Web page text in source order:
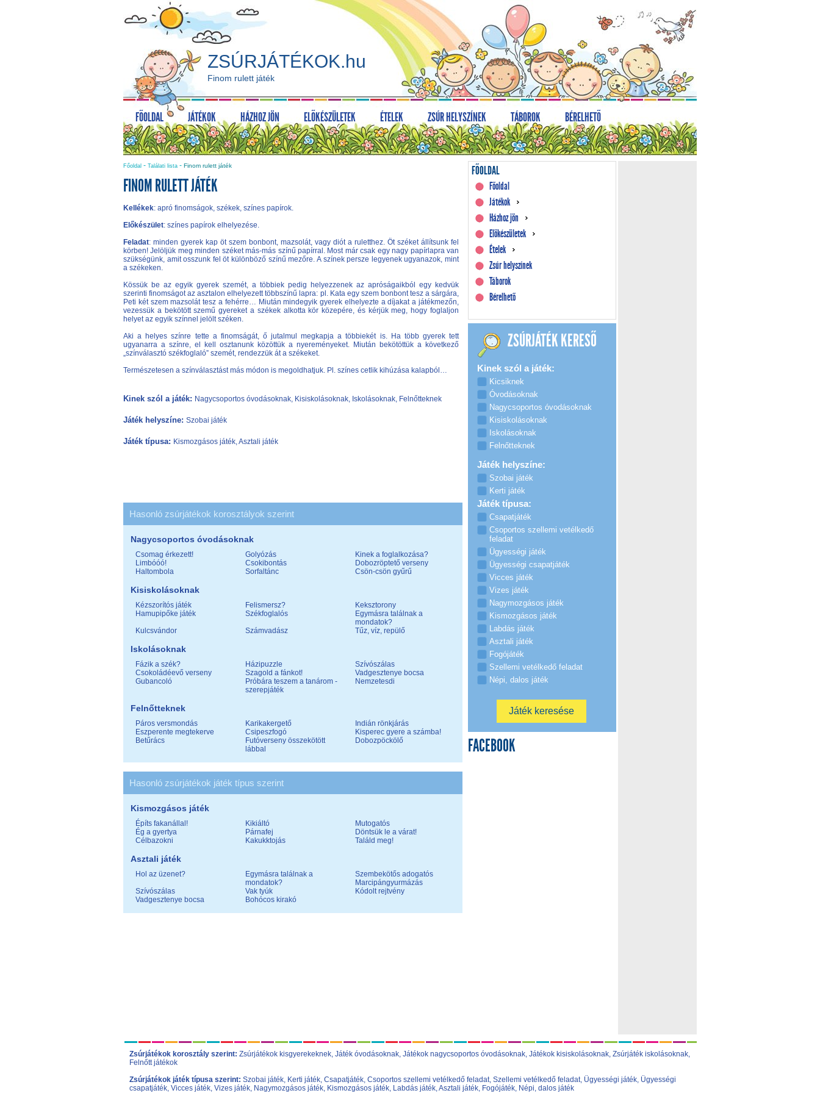
ZSÚRJÁTÉKOK.hu
Finom rulett játék
FŐOLDAL JÁTÉKOK HÁZHOZ JÖN ELŐKÉSZÜLETEK ÉTELEK ZSÚR HELYSZÍNEK TÁBOROK BÉRELHETŐ
Főoldal - Találati lista - Finom rulett játék
FINOM RULETT JÁTÉK
Kellékek: apró finomságok, székek, színes papírok.
Előkészület: színes papírok elhelyezése.
Feladat: minden gyerek kap öt szem bonbont, mazsolát, vagy diót a ruletthez. Öt széket állítsunk fel
körben! Jelöljük meg minden széket más-más színű papírral. Most már csak egy nagy papírlapra van
szükségünk, amit osszunk fel öt különböző színű mezőre. A színek persze legyenek ugyanazok, mint
a székeken.
Kössük be az egyik gyerek szemét, a többiek pedig helyezzenek az apróságaikból egy kedvük
szerinti finomságot az asztalon elhelyezett többszínű lapra: pl. Kata egy szem bonbont tesz a sárgára,
Peti két szem mazsolát tesz a fehérre… Miután mindegyik gyerek elhelyezte a díjakat a játékmezőn,
vezessük a bekötött szemű gyereket a székek alkotta kör közepére, és kérjük meg, hogy foglaljon
helyet az egyik színnel jelölt széken.
Aki a helyes színre tette a finomságát, ő jutalmul megkapja a többiekét is. Ha több gyerek tett
ugyanarra a színre, el kell osztanunk közöttük a nyereményeket. Miután bekötöttük a következő
„színválasztó székfoglaló” szemét, rendezzük át a székeket.
Természetesen a színválasztást más módon is megoldhatjuk. Pl. színes cetlik kihúzása kalapból…
Kinek szól a játék: Nagycsoportos óvodásoknak, Kisiskolásoknak, Iskolásoknak, Felnőtteknek
Játék helyszíne: Szobai játék
Játék típusa: Kismozgásos játék, Asztali játék
Hasonló zsúrjátékok korosztályok szerint
Nagycsoportos óvodásoknak
Csomag érkezett! Golyózás
Kinek a foglalkozása?
Limbóóó!
Csokibontás
Dobozröptető verseny
Haltombola
Sorfaltánc Csön-csön gyűrű
Kisiskolásoknak
Kézszorítós játék Felismersz?
Keksztorony
Hamupipőke játék
Székfoglalós
Egymásra találnak a
mondatok?
Kulcsvándor
Számvadász Tűz, víz, repülő
Iskolásoknak
Fázik a szék? Házipuzzle
Szívószálas
Csokoládéevő verseny
Szagold a fánkot!
Vadgesztenye bocsa
Gubancoló
Próbára teszem a tanárom -
szerepjáték
Nemzetesdi
Felnőtteknek
Páros versmondás Karikakergető
Indián rönkjárás
Eszperente megtekerve
Csipeszfogó
Kisperec gyere a számba!
Betűrács
Futóverseny összekötött
lábbal
Dobozpöckölő
Hasonló zsúrjátékok játék típus szerint
Kismozgásos játék
Építs fakanállal! Kikiáltó
Mutogatós
Ég a gyertya
Párnafej
Döntsük le a várat!
Célbazokni
Kakukktojás Találd meg!
Asztali játék
Hol az üzenet?
Egymásra találnak a
mondatok?
Szembekötős adogatós
Marcipángyurmázás
Szívószálas
Vak tyúk
Kódolt rejtvény
Vadgesztenye bocsa
Bohócos kirakó
FŐOLDAL
Főoldal
Játékok
Házhoz jön
Előkészületek
Ételek
Zsúr helyszínek
Táborok
Bérelhető
ZSÚRJÁTÉK KERESŐ
Kinek szól a játék:
Kicsiknek
Óvodásoknak
Nagycsoportos óvodásoknak
Kisiskolásoknak
Iskolásoknak
Felnőtteknek
Játék helyszíne:
Szobai játék
Kerti játék
Játék típusa:
Csapatjáték
Csoportos szellemi vetélkedő
feladat
Ügyességi játék
Ügyességi csapatjáték
Vicces játék
Vizes játék
Nagymozgásos játék
Kismozgásos játék
Labdás játék
Asztali játék
Fogójáték
Szellemi vetélkedő feladat
Népi, dalos játék
FACEBOOK
Zsúrjátékok korosztály szerint: Zsúrjátékok kisgyerekeknek, Játék óvodásoknak, Játékok nagycsoportos óvodásoknak, Játékok kisiskolásoknak, Zsúrjáték iskolásoknak,
Felnőtt játékok
Zsúrjátékok játék típusa szerint: Szobai játék, Kerti játék, Csapatjáték, Csoportos szellemi vetélkedő feladat, Szellemi vetélkedő feladat, Ügyességi játék, Ügyességi
csapatjáték, Vicces játék, Vizes játék, Nagymozgásos játék, Kismozgásos játék, Labdás játék,Asztali játék, Fogójáték, Népi, dalos játék